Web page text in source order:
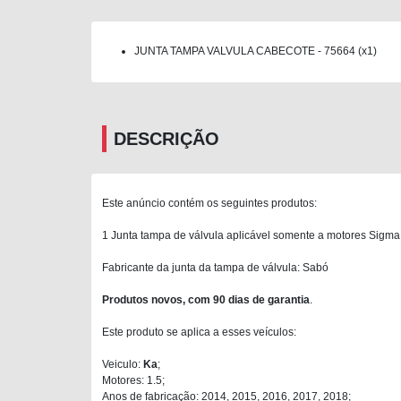
JUNTA TAMPA VALVULA CABECOTE - 75664 (x1)
DESCRIÇÃO
Este anúncio contém os seguintes produtos:
1 Junta tampa de válvula aplicável somente a motores
Fabricante da junta da tampa de válvula: Sabó
Produtos novos, com 90 dias de garantia
Este produto se aplica a esses veículos:
Veiculo: Ka;
Motores: 1.5;
Anos de fabricação: 2014, 2015, 2016, 2017, 2018;